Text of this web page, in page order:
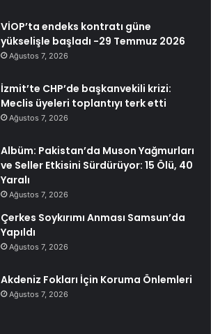
VİOP’ta endeks kontratı güne
yükselişle başladı -29 Temmuz 2026
Ağustos 7, 2026
İzmit’te CHP’de başkanvekili krizi:
Meclis üyeleri toplantıyı terk etti
Ağustos 7, 2026
Albüm: Pakistan’da Muson Yağmurları
ve Seller Etkisini Sürdürüyor: 15 Ölü, 40
Yaralı
Ağustos 7, 2026
Çerkes Soykırımı Anması Samsun’da
Yapıldı
Ağustos 7, 2026
Akdeniz Fokları İçin Koruma Önlemleri
Ağustos 7, 2026